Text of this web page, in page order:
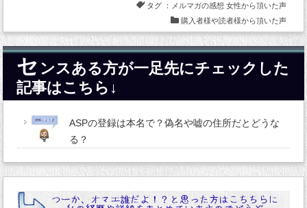
タグ ： メルマガの感想 女性から頂いた声
購入者様や読者様から頂いた声
セ ンスある方が一足先にチェックした
記事はこちら↓
ASPの登録は本名で？偽名や嘘の住所だとどうな
る？